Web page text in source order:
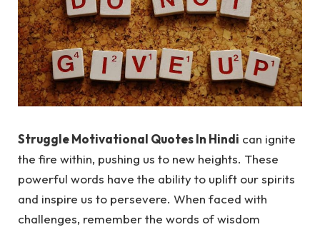
Struggle Motivational Quotes In Hindi can ignite
the fire within, pushing us to new heights. These
powerful words have the ability to uplift our spirits
and inspire us to persevere. When faced with
challenges, remember the words of wisdom